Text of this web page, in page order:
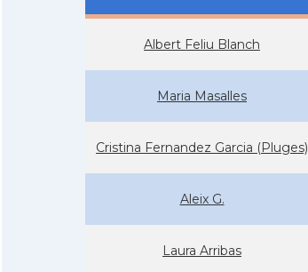
Albert Feliu Blanch
Maria Masalles
Cristina Fernandez Garcia (Pluges)
Aleix G.
Laura Arribas